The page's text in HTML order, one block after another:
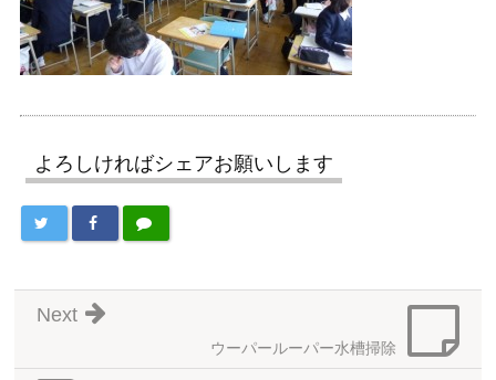
よろしければシェアお願いします
ウーパールーパー水槽掃除
Next